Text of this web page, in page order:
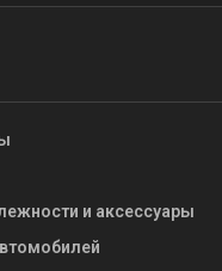
и аксессуары